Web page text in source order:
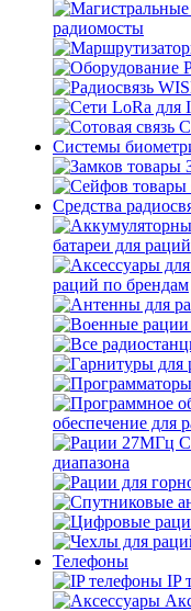
радиомосты
Системы
Средства
батареи для раций
раций по брендам
обеспечение для
диапазона
Телефоны
IP